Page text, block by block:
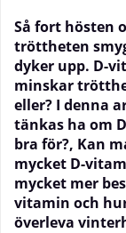
Så fort hösten
tröttheten
dyker upp. D-
minskar
eller? I denna
tänkas ha om
bra för?, Kan
mycket D-
mycket mer
vitamin och
överleva